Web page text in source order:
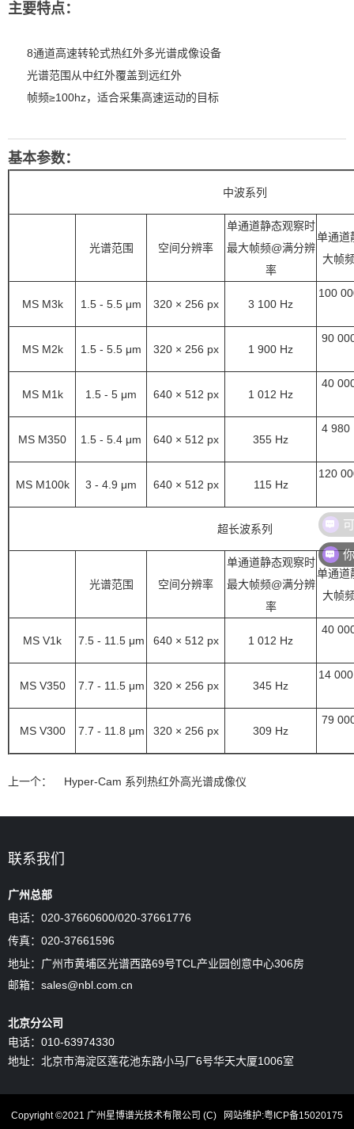
主要特点：
8通道高速转轮式热红外多光谱成像设备
光谱范围从中红外覆盖到远红外
帧频≥100hz，适合采集高速运动的目标
基本参数：
中波系列
光谱范围 空间分辨率
单通道静态观察时
最大帧频@满分辨
率
单通道
大帧
MS M3k 1.5 - 5.5 μm 320 × 256 px 3 100 Hz
100
MS M2k 1.5 - 5.5 μm 320 × 256 px 1 900 Hz
90
MS M1k 1.5 - 5 μm 640 × 512 px 1 012 Hz
40
MS M350 1.5 - 5.4 μm 640 × 512 px 355 Hz
4 980
MS M100k 3 - 4.9 μm 640 × 512 px 115 Hz
120
超长波系列
光谱范围 空间分辨率
单通道静态观察时
最大帧频@满分辨
率
单通道
大帧
MS V1k 7.5 - 11.5 μm 640 × 512 px 1 012 Hz
40
MS V350 7.7 - 11.5 μm 320 × 256 px 345 Hz
14 000
MS V300 7.7 - 11.8 μm 320 × 256 px 309 Hz
79
上一个： Hyper-Cam 系列热红外高光谱成像仪
联系我们
广州总部
电话：020-37660600/020-37661776
传真：020-37661596
地址：广州市黄埔区光谱西路69号TCL产业园创意中心306房
邮箱：sales@nbl.com.cn
北京分公司
电话：010-63974330
地址：北京市海淀区莲花池东路小马厂6号华天大厦1006室
Copyright ©2021 广州星博谱光技术有限公司 (C) 网站维护:粤ICP备15020175